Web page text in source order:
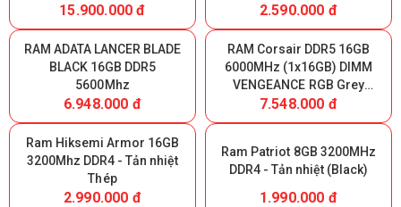
15.900.000 đ 2.590.000 đ
RAM ADATA LANCER BLADE
BLACK 16GB DDR5
5600Mhz
6.948.000 đ
RAM Corsair DDR5 16GB
6000MHz (1x16GB) DIMM
VENGEANCE RGB Grey
Heatspreader, RGB LED,
Intel XMP & AMD EXPO,
7.548.000 đ
Ram Hiksemi Armor 16GB
3200Mhz DDR4 - Tản nhiệt
Thép
2.990.000 đ
Ram Patriot 8GB 3200MHz
DDR4 - Tản nhiệt (Black)
1.990.000 đ